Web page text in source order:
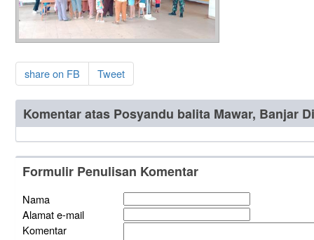
share on FB Tweet
Komentar atas Posyandu balita Mawar, Banjar
Formulir Penulisan Komentar
Nama
Alamat e-mail
Komentar